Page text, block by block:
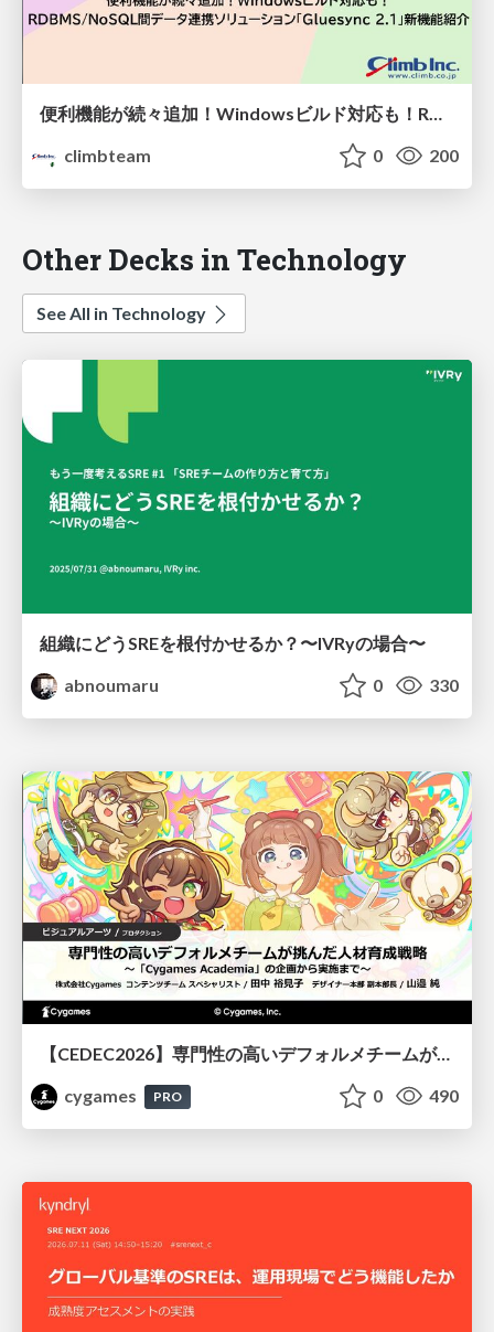
便利機能が続々追加！Windowsビルド対応も！RDBMS/NoSQL間のデータ連携ソリューション「Gluesync 2.1」新機能紹介
climbteam
0 200
Other Decks in Technology
See All in Technology
組織にどうSREを根付かせるか？〜IVRyの場合〜
abnoumaru
0 330
【CEDEC2026】専門性の高いデフォルメチームが挑んだ人材育成戦略 〜Cygames Academiaの企画から実施まで〜
cygames
PRO 0 490